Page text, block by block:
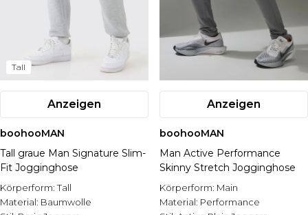
Tall
Anzeigen
boohooMAN
Tall graue Man Signature Slim-
Fit Jogginghose
Körperform:Tall
Material: Baumwolle
Anzeigen
boohooMAN
Man Active Performance
Skinny Stretch Jogginghose
Körperform: Main
Material: Performance